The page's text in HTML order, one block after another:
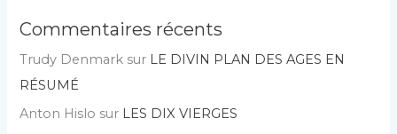
Commentaires récents
Trudy Denmark sur LE DIVIN PLAN DES AGES EN
RÉSUMÉ
Anton Hislo sur LES DIX VIERGES